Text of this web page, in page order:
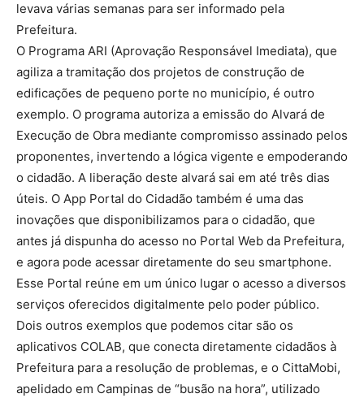
levava várias semanas para ser informado pela
Prefeitura.
O Programa ARI (Aprovação Responsável Imediata), que
agiliza a tramitação dos projetos de construção de
edificações de pequeno porte no município, é outro
exemplo. O programa autoriza a emissão do Alvará de
Execução de Obra mediante compromisso assinado pelos
proponentes, invertendo a lógica vigente e empoderando
o cidadão. A liberação deste alvará sai em até três dias
úteis. O App Portal do Cidadão também é uma das
inovações que disponibilizamos para o cidadão, que
antes já dispunha do acesso no Portal Web da Prefeitura,
e agora pode acessar diretamente do seu smartphone.
Esse Portal reúne em um único lugar o acesso a diversos
serviços oferecidos digitalmente pelo poder público.
Dois outros exemplos que podemos citar são os
aplicativos COLAB, que conecta diretamente cidadãos à
Prefeitura para a resolução de problemas, e o CittaMobi,
apelidado em Campinas de “busão na hora”, utilizado